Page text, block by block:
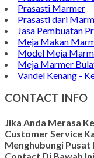
Prasasti Marmer
Prasasti dari
Jasa Pembuatan
Meja Makan
Model Meja
Meja Marmer
Vandel Kenang -
CONTACT INFO
Jika Anda Merasa
Customer Service
Menghubungi Pusat